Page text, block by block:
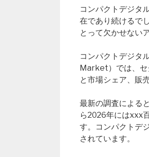
コンパクトデジタ
在であり続けるで
とって欠かせない
コンパクトデジタ
Market）では、セ
と市場シェア、販
最新の調査による
ら2026年にはxxx
す。コンパクトデ
されています。